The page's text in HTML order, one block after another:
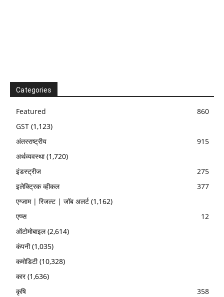
Categories
Featured
860
GST (1,123)
अंतरराष्ट्रीय
915
अर्थव्यवस्था(1,720)
इंडस्ट्रीज
275
इलेक्ट्रिक व्हीकल
377
एग्जाम | रिजल्ट | जॉब अलर्ट (1,162)
एप्प्स
12
ऑटोमोबाइल(2,614)
कंपनी(1,035)
कमोडिटी(10,328)
कार(1,636)
कृषि
358